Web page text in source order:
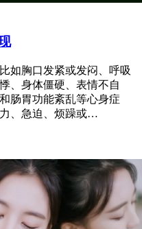
如胸口发紧或发闷、呼吸
、身体僵硬、表情不自
肠胃功能紊乱等心身症
、急迫、烦躁或…